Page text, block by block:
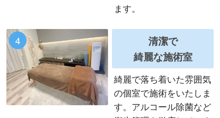
ます。
4
清潔で
綺麗な施術室
綺麗で落ち着いた雰囲気
の個室で施術をいたしま
す。アルコール除菌など